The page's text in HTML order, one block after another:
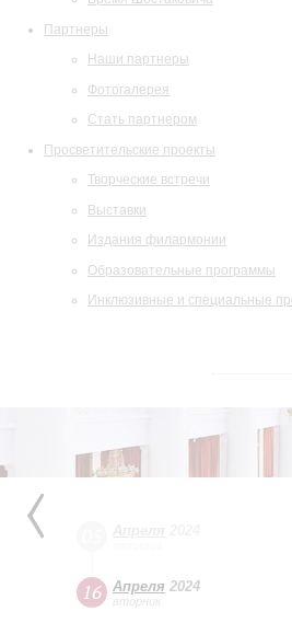
Партнеры
Наши партнеры
Фотогалерея
Стать партнером
Просветительские проекты
Творческие встречи
Выставки
Издания филармонии
Образовательные программы
Инклюзивные и специальные
16 Апреля 2024
вторник